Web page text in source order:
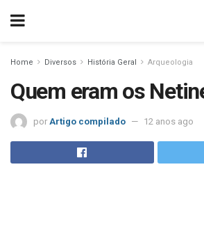
Home Diversos História Geral Arqueologia
Quem eram os
por Artigo compilado 12 anos ago